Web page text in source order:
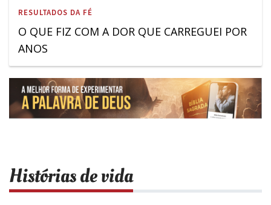
RESULTADOS DA FÉ
O QUE FIZ COM A DOR QUE CARREGUEI POR
ANOS
Histórias de vida